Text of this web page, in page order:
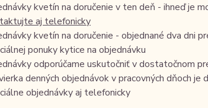
kvetín na doručenie v ten deň - ihneď je
aj telefonicky
kvetín na doručenie - objednané dva dni
ponuky kytice na objednávku
odporúčame uskutočniť v dostatočnom
denných objednávok v pracovných dňoch je
objednávky aj telefonicky